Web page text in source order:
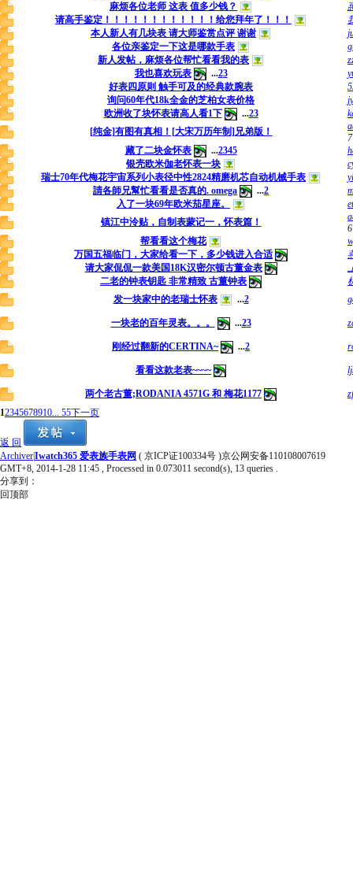
麻烦各位老师 这表 值多少钱？
请高手鉴定！！！！！！！！！！！！给您拜年了！！！
本人新人有几块表 请大师鉴赏点评 谢谢
各位亲鉴定一下这是哪款手表
新人发帖，麻烦各位帮忙看看我的表
我也喜欢玩表
...23
好表四原则 触手可及的经典款腕表
询问60年代18k全金的芝柏女表价格
欧洲收了块怀表请高人看1下
...23
[纯金]有图有真相！[大宋万历年制]兄弟版！
7
藏了二块金怀表
...2345
银壳欧米伽老怀表一块
瑞士70年代梅花宇宙系列小表径中性2824精磨机芯自动机械手表
請各師兄幫忙看看是否真的. omega
...2
入了一块69年欧米茄星座。
镇江中泠贴，自制表蒙记一，怀表篇！
6
帮看看这个梅花
万国五福临门，大家给看一下，多少钱进入合适
请大家侃侃一款美国18K汉密尔顿古董金表
二老的钟表钥匙 非常精致 古董钟表
发一块家中的老瑞士怀表
...2
一块老的百年灵表。。。 ...23
刚经过翻新的CERTINA~ ...2
看看这款老表~~~~
两个老古董;RODANIA 4571G 和 梅花1177
12345678910... 55下一页
返 回
ArchiverIwatch365 爱表族手表网 ( 京ICP证100334号 )京公网安备110108007619
GMT+8, 2014-1-28 11:45 , Processed in 0.073011 second(s), 13 queries .
分享到：
回顶部